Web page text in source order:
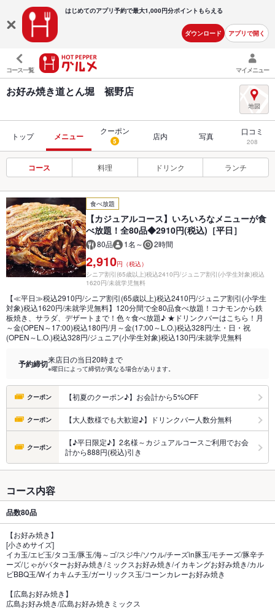
はじめてのアプリ予約で最大1,000円分ポイントもらえる
ダウンロード アプリで開く
コース一覧 マイメニュー
お好み焼き道とん堀 裾野店
トップ メニュー
クーポン
5 店内 写真 口コミ
208
コース 料理 ドリンク ランチ
食べ放題
【カジュアルコース】いろいろなメニューが食
べ放題！全80品◆2910円(税込)［平日］
80品 1名～ 2時間
2,910円（税込）
シニア割引(65歳以上)税込2410円/ジュニア割引(小学生対象)税込
1620円/未就学児無料
【≪平日≫税込2910円/シニア割引(65歳以上)税込2410円/ジュニア割引(小学生
対象)税込1620円/未就学児無料】120分間で全80品食べ放題！コナモンから鉄
板焼き、サラダ、デザートまで！色々食べ放題♪ ★ドリンクバーはこちら！月
～金(OPEN～17:00)税込180円/月～金(17:00～L.O.)税込328円/土・日・祝
(OPEN～L.O.)税込328円/ジュニア(小学生対象)税込130円/未就学児無料
予約締切来店日の当日20時まで
※曜日によって締切が異なる場合があります。
クーポン 【初夏のクーポン♪】お会計から5%OFF
クーポン 【大人数様でも大歓迎♪】ドリンクバー人数分無料
クーポン
【♪平日限定♪】2名様～カジュアルコースご利用でお会
計から888円(税込)引き
コース内容
品数80品
【お好み焼き】
[小さめサイズ]
イカ玉/エビ玉/タコ玉/豚玉/海～ゴ/スジ牛/ソウル/チーズin豚玉/モチーズ/豚辛チ
ーズ/じゃがバターお好み焼き/ミックスお好み焼き/イカキングお好み焼き/カル
ビBBQ玉/Wイカキムチ玉/ガーリックス玉/コーンカレーお好み焼き
【広島お好み焼き】
広島お好み焼き/広島お好み焼きミックス